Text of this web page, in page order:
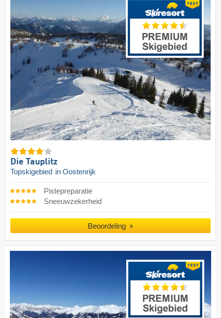
Die Tauplitz
Topskigebied in Oostenrijk
Pistepreparatie
Sneeuwzekerheid
Beoordeling